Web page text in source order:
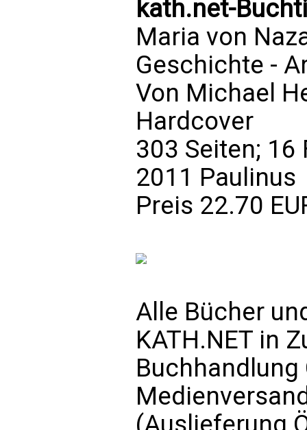
kath.net-
Maria von
Geschichte -
Von Michael
Hardcover
303 Seiten; 16
2011 Paulinus
Preis 22.70
Alle Bücher
KATH.NET in